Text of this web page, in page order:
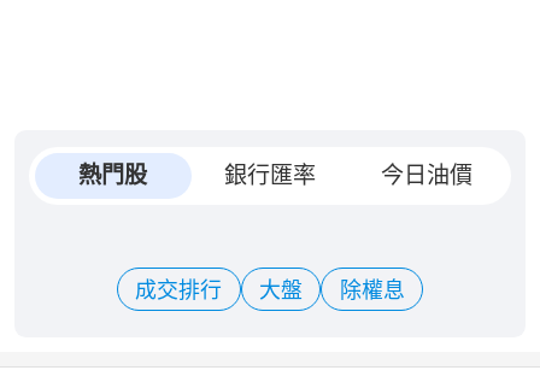
熱門股 銀行匯率 今日油價
成交排行 大盤 除權息